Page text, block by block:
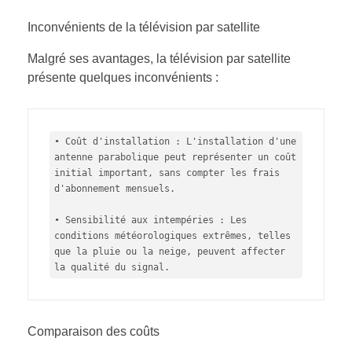
Inconvénients de la télévision par satellite
Malgré ses avantages, la télévision par satellite
présente quelques inconvénients :
• Coût d'installation : L'installation d'une
antenne parabolique peut représenter un coût
initial important, sans compter les frais
d'abonnement mensuels.
• Sensibilité aux intempéries : Les
conditions météorologiques extrêmes, telles
que la pluie ou la neige, peuvent affecter
la qualité du signal.
Comparaison des coûts